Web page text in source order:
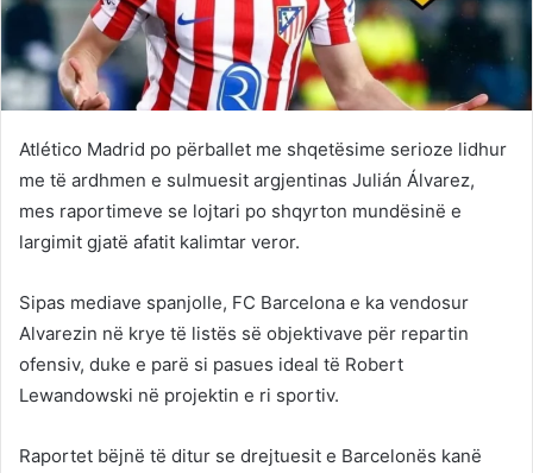
Atlético Madrid po përballet me shqetësime serioze lidhur
me të ardhmen e sulmuesit argjentinas Julián Álvarez,
mes raportimeve se lojtari po shqyrton mundësinë e
largimit gjatë afatit kalimtar veror.
Sipas mediave spanjolle, FC Barcelona e ka vendosur
Alvarezin në krye të listës së objektivave për repartin
ofensiv, duke e parë si pasues ideal të Robert
Lewandowski në projektin e ri sportiv.
Raportet bëjnë të ditur se drejtuesit e Barcelonës kanë